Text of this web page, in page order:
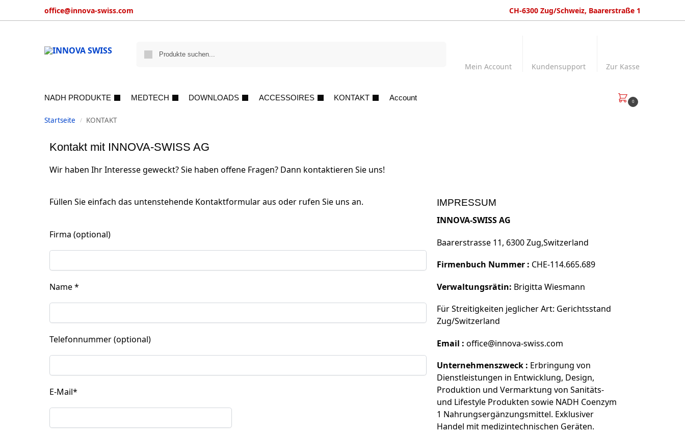
office@innova-swiss.com CH-6300 Zug/Schweiz, Baarerstraße 1
Mein Account Kundensupport Zur Kasse
NADH PRODUKTE MEDTECH DOWNLOADS ACCESSOIRES KONTAKT Account 0
Startseite / KONTAKT
Kontakt mit INNOVA-SWISS AG
Wir haben Ihr Interesse geweckt? Sie haben offene Fragen? Dann kontaktieren Sie uns!
Füllen Sie einfach das untenstehende Kontaktformular aus oder rufen Sie uns an.
Firma (optional)
Name*
Telefonnummer (optional)
E-Mail*
IMPRESSUM
INNOVA-SWISS AG
Baarerstrasse 11, 6300 Zug,Switzerland
Firmenbuch Nummer : CHE-114.665.689
Verwaltungsrätin: Brigitta Wiesmann
Für Streitigkeiten jeglicher Art: Gerichtsstand
Zug/Switzerland
Email : office@innova-swiss.com
Unternehmenszweck : Erbringung von
Dienstleistungen in Entwicklung, Design,
Produktion und Vermarktung von Sanitäts-
und Lifestyle Produkten sowie NADH Coenzym
1 Nahrungsergänzungsmittel. Exklusiver
Handel mit medizintechnischen Geräten.